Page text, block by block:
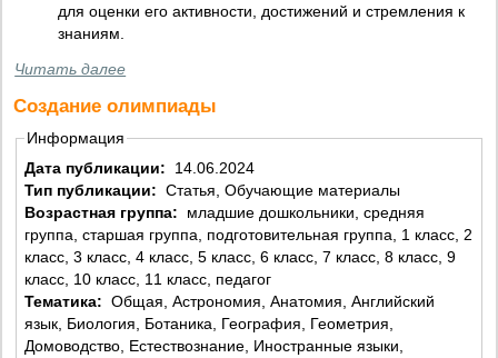
для оценки его активности, достижений и стремления к
знаниям.
Читать далее
Создание олимпиады
Информация
Дата публикации:
14.06.2024
Тип публикации: Статья, Обучающие материалы
Возрастная группа:
группа, старшая группа, подготовительная группа, 1 класс, 2
класс, 3 класс, 4 класс, 5 класс, 6 класс, 7 класс, 8 класс, 9
класс, 10 класс, 11 класс, педагог
Тематика: Общая, Астрономия, Анатомия, Английский
язык, Биология, Ботаника, География, Геометрия,
Домоводство, Естествознание, Иностранные языки,